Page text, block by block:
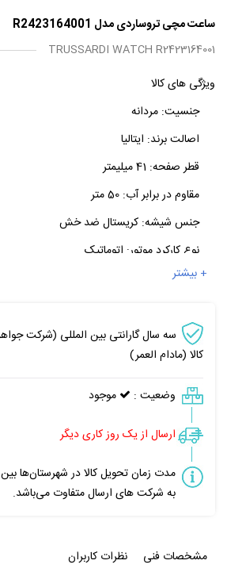
ساعت مچی تروساردی مدل R2423164001
TRUSSARDI WATCH R2423164001
ویژگی های کالا
جنسیت: مردانه
اصالت برند: ایتالیا
قطر صفحه: 41 میلیمتر
مقاوم در برابر آب: 50 متر
جنس شیشه: کریستال ضد خش
نوع کارکرد موتور: اتوماتیک
+ بیشتر
سه سال گارانتی بین المللی (شرکت
کالا (مادام العمر)
وضعیت : موجود
ارسال از یک روز کاری دیگر
به شرکت های ارسال متفاوت می‌باشد.
مشخصات فنی نظرات کاربران